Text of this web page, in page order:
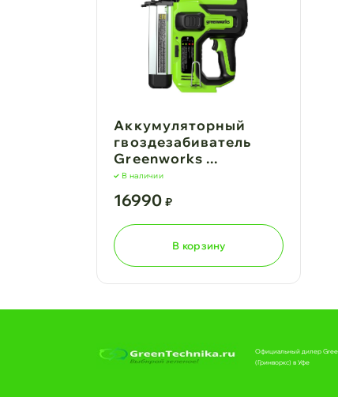
Аккумуляторный
гвоздезабиватель
Greenworks ...
В наличии
16990₽
В корзину
Официальный дилер
(Гринворкс) в Уфе